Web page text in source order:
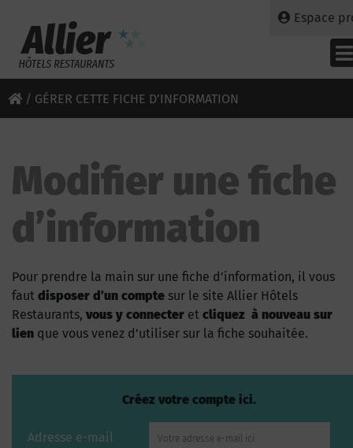
Espace
/ GÉRER CETTE FICHE D’INFORMATION
Modifier une fiche
d’information
Pour prendre la main sur une fiche d’information, il vous
faut disposer d’un compte sur le site Allier Hôtels
Restaurants, vous y connecter et cliquez à nouveau sur
lien que vous venez d’utiliser sur la fiche souhaitée.
Créez votre compte ici.
Adresse e-mail